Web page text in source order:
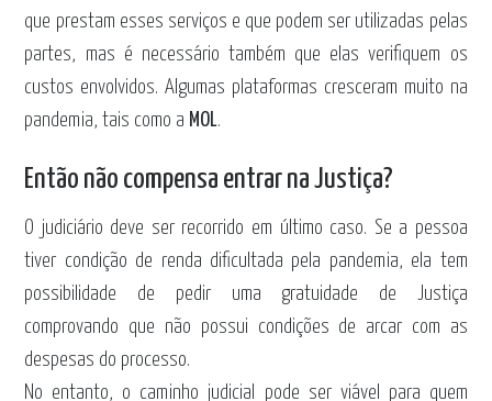
que prestam esses serviços e que podem ser utilizadas pelas
partes, mas é necessário também que elas verifiquem os
custos envolvidos. Algumas plataformas cresceram muito na
pandemia, tais como a MOL.
Então não compensa entrar na Justiça?
O judiciário deve ser recorrido em último caso. Se a pessoa
tiver condição de renda dificultada pela pandemia, ela tem
possibilidade de pedir uma gratuidade de Justiça
comprovando que não possui condições de arcar com as
despesas do processo.
No entanto, o caminho judicial pode ser viável para quem